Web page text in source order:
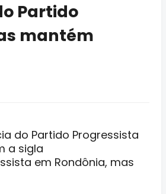
Partido
mantém
do Partido Progressista
a sigla
em Rondônia, mas